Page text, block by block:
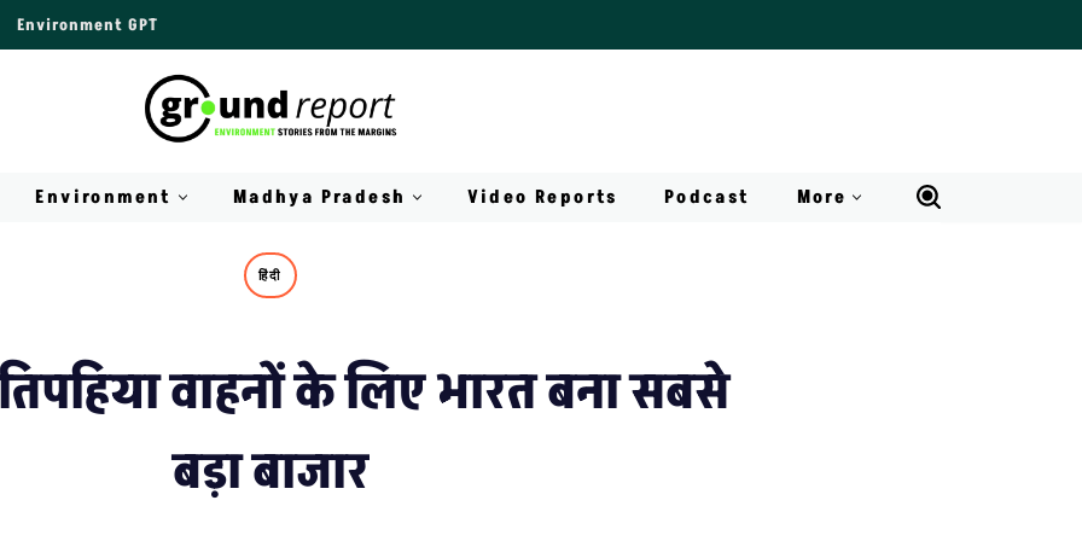
Environment GPT
Environment Madhya Pradesh Video Reports Podcast More
हिंदी
वाहनों के लिए भारत बना सबसे
बड़ा बाजार